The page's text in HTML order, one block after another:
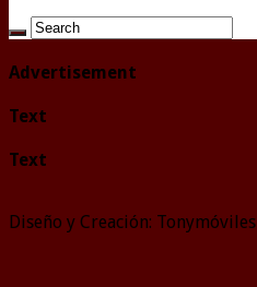
Advertisement
Text
Text
Diseño y Creación: Tonymóviles